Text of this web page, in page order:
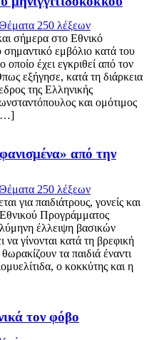
250 λέξεων
σήμερα στο Εθνικό
εμβόλιο κατά του
έχει εγκριθεί από τον
εξήγησε, κατά τη διάρκεια
της Ελληνικής
και ομότιμος
[…]
από την
250 λέξεων
για παιδιάτρους, γονείς και
Προγράμματος
έλλειψη βασικών
γίνονται κατά τη βρεφική
τα παιδιά έναντι
ο κοκκύτης και η
τον φόβο